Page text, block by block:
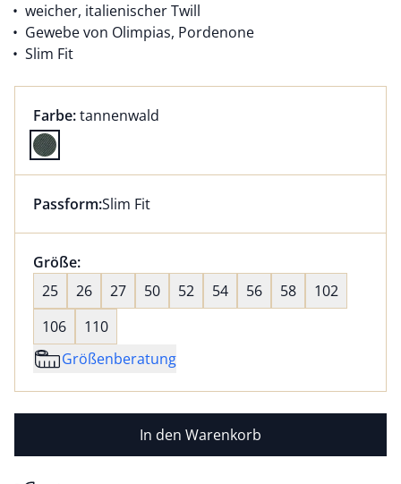
weicher, italienischer Twill
Gewebe von Olimpias, Pordenone
Slim Fit
Farbauswahl:
Farbe:aktuell ausgewählt:
tannenwald
Farbe tannenwald ausgewählt
Dieser Artikel hat die Passform Slim Fit. für
Passform:Slim Fit
Größenauswahl:
Größe:nichts ausgewählt
25
26 27 50 52 54 56 58
102
106
110
Größenberatung
In den Warenkorb